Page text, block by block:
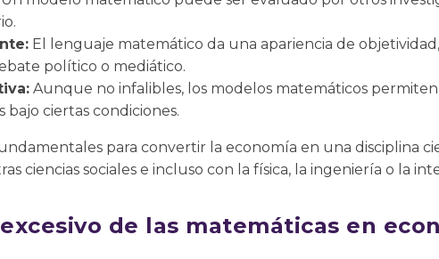
El lenguaje matemático da una apariencia de
político o mediático.
Aunque no infalibles, los modelos matemáticos
ciertas condiciones.
para convertir la economía en una disciplina
ciencias sociales e incluso con la física, la ingeniería o la
de las matemáticas en